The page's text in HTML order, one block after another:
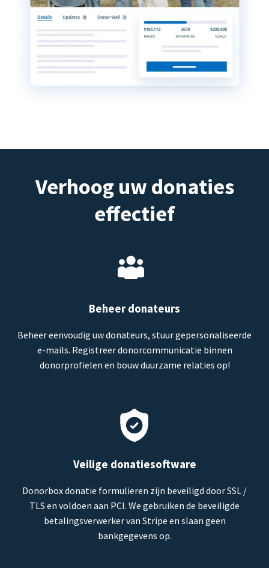
Verhoog uw donaties
effectief
Beheer donateurs
Beheer eenvoudig uw donateurs, stuur gepersonaliseerde
e-mails. Registreer donorcommunicatie binnen
donorprofielen en bouw duurzame relaties op!
Veilige donatiesoftware
Donorbox donatie formulieren zijn beveiligd door SSL /
TLS en voldoen aan PCI. We gebruiken de beveiligde
betalingsverwerker van Stripe en slaan geen
bankgegevens op.